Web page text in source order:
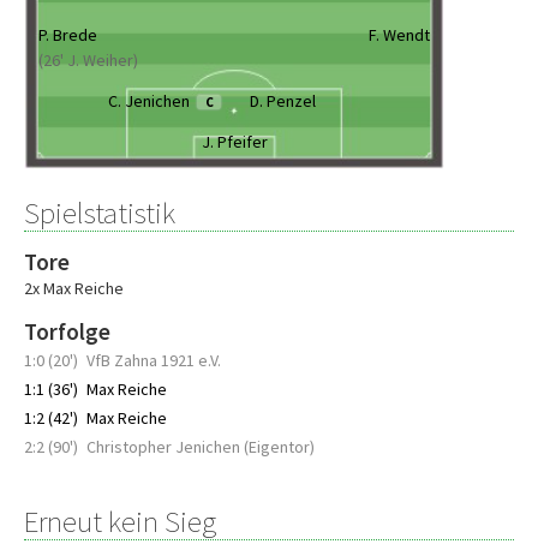
P. Brede
(26' J. Weiher)
F. Wendt
C. Jenichen C
D. Penzel
J. Pfeifer
Spielstatistik
Tore
2x Max Reiche
Torfolge
1:0 (20') VfB Zahna 1921 e.V.
1:1 (36') Max Reiche
1:2 (42') Max Reiche
2:2 (90') Christopher Jenichen (Eigentor)
Erneut kein Sieg